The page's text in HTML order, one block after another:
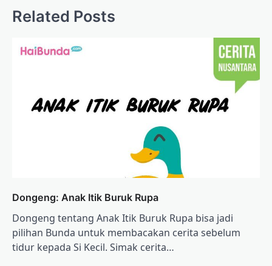
Related Posts
Dongeng: Anak Itik Buruk Rupa
Dongeng tentang Anak Itik Buruk Rupa bisa jadi
pilihan Bunda untuk membacakan cerita sebelum
tidur kepada Si Kecil. Simak cerita…